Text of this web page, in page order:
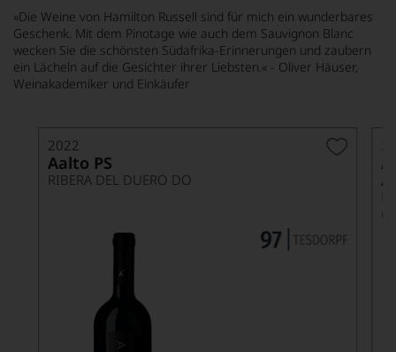
»Die Weine von Hamilton Russell sind für mich ein wunderbares
Geschenk. Mit dem Pinotage wie auch dem Sauvignon Blanc
wecken Sie die schönsten Südafrika-Erinnerungen und zaubern
ein Lächeln auf die Gesichter ihrer Liebsten.« - Oliver Häuser,
Weinakademiker und Einkäufer
2022
Aalto PS
RIBERA DEL DUERO DO